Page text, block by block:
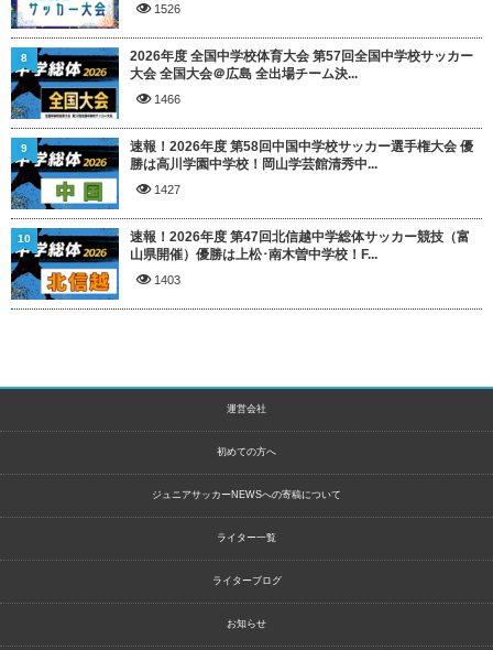
1526
2026年度 全国中学校体育大会 第57回全国中学校サッカー
大会 全国大会＠広島 全出場チーム決...
1466
8
速報！2026年度 第58回中国中学校サッカー選手権大会 優
勝は高川学園中学校！岡山学芸館清秀中...
1427
9
速報！2026年度 第47回北信越中学総体サッカー競技（富
山県開催）優勝は上松･南木曽中学校！F...
1403
10
運営会社
初めての方へ
ジュニアサッカーNEWSへの寄稿について
ライター一覧
ライターブログ
お知らせ